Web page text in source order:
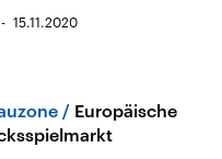
15.11.2020
Europäische